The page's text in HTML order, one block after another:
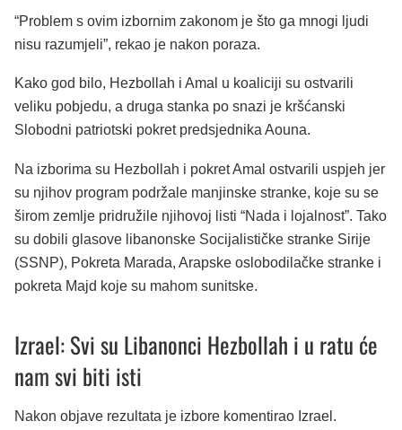
“Problem s ovim izbornim zakonom je što ga mnogi ljudi
nisu razumjeli”, rekao je nakon poraza.
Kako god bilo, Hezbollah i Amal u koaliciji su ostvarili
veliku pobjedu, a druga stanka po snazi je kršćanski
Slobodni patriotski pokret predsjednika Aouna.
Na izborima su Hezbollah i pokret Amal ostvarili uspjeh jer
su njihov program podržale manjinske stranke, koje su se
širom zemlje pridružile njihovoj listi “Nada i lojalnost”. Tako
su dobili glasove libanonske Socijalističke stranke Sirije
(SSNP), Pokreta Marada, Arapske oslobodilačke stranke i
pokreta Majd koje su mahom sunitske.
Izrael: Svi su Libanonci Hezbollah i u ratu će
nam svi biti isti
Nakon objave rezultata je izbore komentirao Izrael.